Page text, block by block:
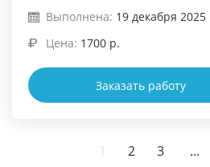
Выполнена: 19 декабря 2025
Цена: 1700 р.
Заказать работу
1 2 3 ...